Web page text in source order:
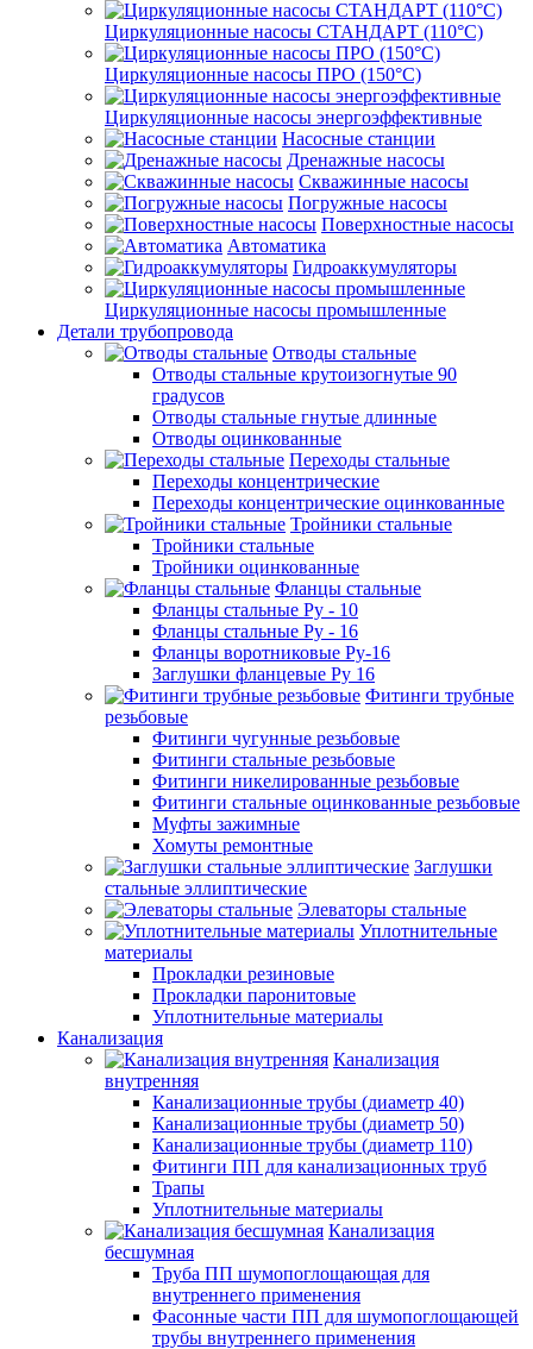
Циркуляционные насосы СТАНДАРТ (110°C)
Циркуляционные насосы ПРО (150°C)
Циркуляционные насосы энергоэффективные
Насосные станции
Дренажные насосы
Скважинные насосы
Погружные насосы
Поверхностные насосы
Автоматика
Гидроаккумуляторы
Циркуляционные насосы промышленные
Детали трубопровода
Отводы стальные
Отводы стальные крутоизогнутые 90
градусов
Отводы стальные гнутые длинные
Отводы оцинкованные
Переходы стальные
Переходы концентрические
Переходы концентрические оцинкованные
Тройники стальные
Тройники стальные
Тройники оцинкованные
Фланцы стальные
Фланцы стальные Ру - 10
Фланцы стальные Ру - 16
Фланцы воротниковые Ру-16
Заглушки фланцевые Ру 16
Фитинги трубные
резьбовые
Фитинги чугунные резьбовые
Фитинги стальные резьбовые
Фитинги никелированные резьбовые
Фитинги стальные оцинкованные резьбовые
Муфты зажимные
Хомуты ремонтные
Заглушки
стальные эллиптические
Элеваторы стальные
Уплотнительные
материалы
Прокладки резиновые
Прокладки паронитовые
Уплотнительные материалы
Канализация
Канализация
внутренняя
Канализационные трубы (диаметр 40)
Канализационные трубы (диаметр 50)
Канализационные трубы (диаметр 110)
Фитинги ПП для канализационных труб
Трапы
Уплотнительные материалы
Канализация
бесшумная
Труба ПП шумопоглощающая для
внутреннего применения
Фасонные части ПП для шумопоглощающей
трубы внутреннего применения